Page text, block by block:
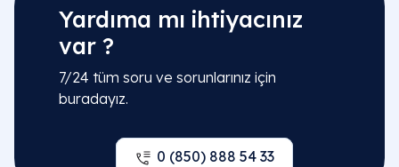
Yardıma mı ihtiyacınız
var ?
7/24 tüm soru ve sorunlarınız için
buradayız.
0 (850) 888 54 33